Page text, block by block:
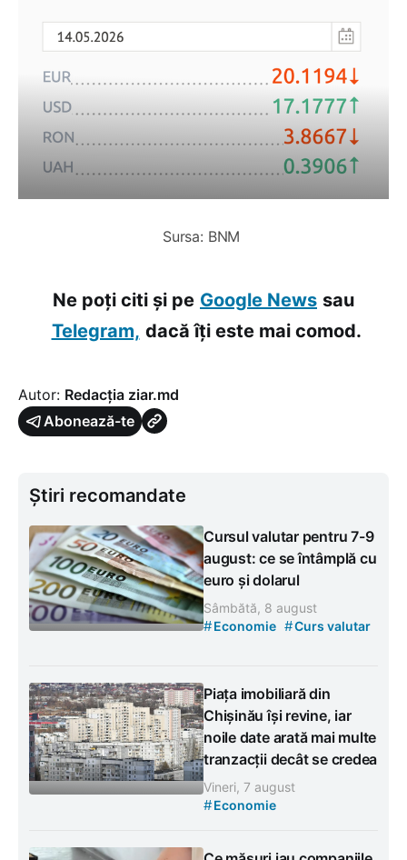
Sursa: BNM
Ne poți citi și pe Google News sau
Telegram, dacă îți este mai comod.
Autor: Redacția ziar.md
Abonează-te
Știri recomandate
Cursul valutar pentru 7-9
august: ce se întâmplă cu
euro și dolarul
Sâmbătă, 8 august
#Economie #Curs valutar
Piața imobiliară din
Chișinău își revine, iar
noile date arată mai multe
tranzacții decât se credea
Vineri, 7 august
#Economie